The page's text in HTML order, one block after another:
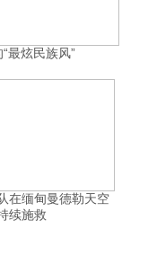
最炫民族风”
在缅甸曼德勒天空
续施救